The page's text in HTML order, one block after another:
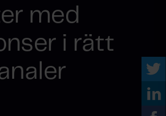
med
i rätt